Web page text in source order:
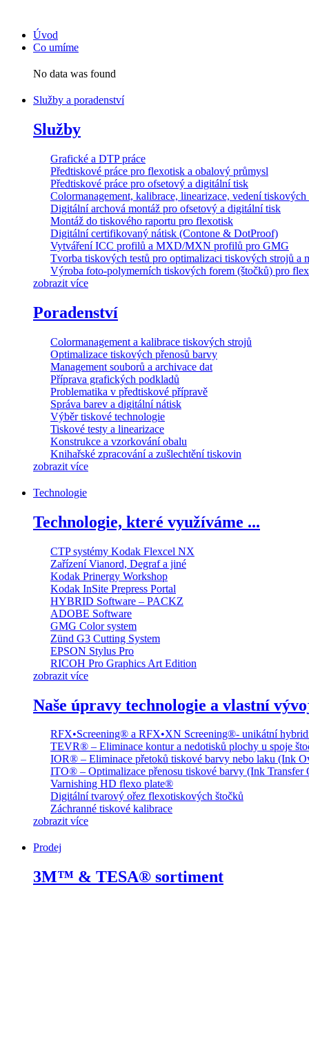
obsahuÚvod
Co umíme
No data was found
Služby a poradenství
Služby
Grafické a DTP práce
Předtiskové práce pro flexotisk a obalový průmysl
Předtiskové práce pro ofsetový a digitální tisk
Colormanagement, kalibrace, linearizace, vedení
Digitální archová montáž pro ofsetový a digitální tisk
Montáž do tiskového raportu pro flexotisk
Digitální certifikovaný nátisk (Contone & DotProof)
Vytváření ICC profilů a MXD/MXN profilů pro GMG
Tvorba tiskových testů pro optimalizaci tiskových strojů a
Výroba foto-polymerních tiskových forem (štočků) pro
zobrazit více
Poradenství
Colormanagement a kalibrace tiskových strojů
Optimalizace tiskových přenosů barvy
Management souborů a archivace dat
Příprava grafických podkladů
Problematika v předtiskové přípravě
Správa barev a digitální nátisk
Výběr tiskové technologie
Tiskové testy a linearizace
Konstrukce a vzorkování obalu
Knihařské zpracování a zušlechtění tiskovin
zobrazit více
Technologie
Technologie, které využíváme ...
CTP systémy Kodak Flexcel NX
Zařízení Vianord, Degraf a jiné
Kodak Prinergy Workshop
Kodak InSite Prepress Portal
HYBRID Software – PACKZ
ADOBE Software
GMG Color system
Zünd G3 Cutting System
EPSON Stylus Pro
RICOH Pro Graphics Art Edition
zobrazit více
Naše úpravy technologie a vlastní
RFX•Screening® a RFX•XN Screening®- unikátní
TEVR® – Eliminace kontur a nedotisků plochy u spoje
IOR® – Eliminace přetoků tiskové barvy nebo laku (Ink
ITO® – Optimalizace přenosu tiskové barvy (Ink Transfer
Varnishing HD flexo plate®
Digitální tvarový ořez flexotiskových štočků
Záchranné tiskové kalibrace
zobrazit více
Prodej
3M™ & TESA® sortiment